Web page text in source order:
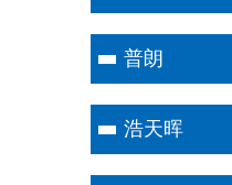
普朗
浩天晖